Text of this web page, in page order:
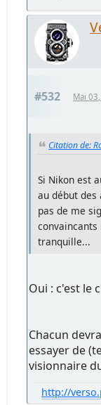
#532 Mai
Citation de:
Si Nikon est
au début des
pas de me
tranquille...
Oui : c'est le
Chacun
essayer de
visionnaire
http://